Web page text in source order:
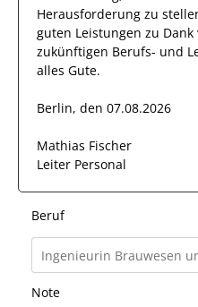
Herausforderung zu
guten Leistungen zu
zukünftigen Berufs- und
alles Gute.
Berlin, den 07.08.2026
Mathias Fischer
Leiter Personal
Beruf
Note